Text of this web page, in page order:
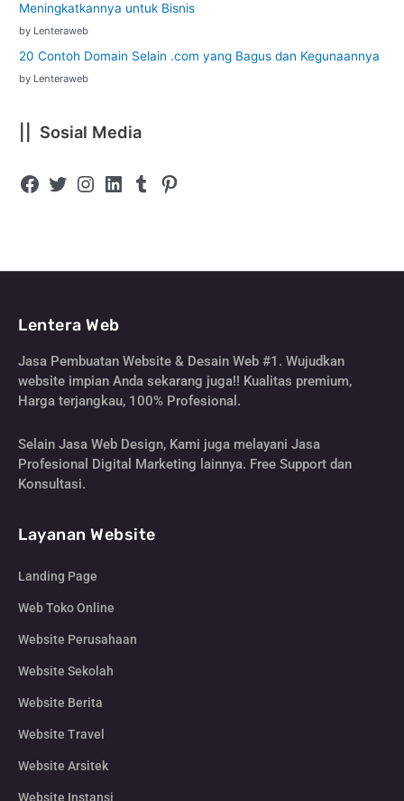
Meningkatkannya untuk Bisnis
by Lenteraweb
20 Contoh Domain Selain .com yang Bagus dan Kegunaannya
by Lenteraweb
|| Sosial Media
Lentera Web
Jasa Pembuatan Website & Desain Web #1. Wujudkan
website impian Anda sekarang juga!! Kualitas premium,
Harga terjangkau, 100% Profesional.
Selain Jasa Web Design, Kami juga melayani Jasa
Profesional Digital Marketing lainnya. Free Support dan
Konsultasi.
Layanan Website
Landing Page
Web Toko Online
Website Perusahaan
Website Sekolah
Website Berita
Website Travel
Website Arsitek
Website Instansi